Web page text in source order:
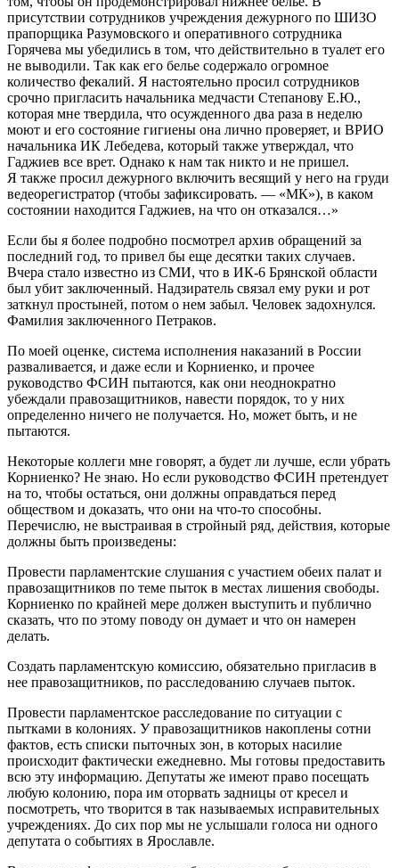
присутствии сотрудников учреждения дежурного по ШИЗО
прапорщика Разумовского и оперативного сотрудника
Горячева мы убедились в том, что действительно в туалет его
не выводили. Так как его белье содержало огромное
количество фекалий. Я настоятельно просил сотрудников
срочно пригласить начальника медчасти Степанову Е.Ю.,
которая мне твердила, что осужденного два раза в неделю
моют и его состояние гигиены она лично проверяет, и ВРИО
начальника ИК Лебедева, который также утверждал, что
Гаджиев все врет. Однако к нам так никто и не пришел.
Я также просил дежурного включить весящий у него на груди
ведеорегистратор (чтобы зафиксировать. — «МК»), в каком
состоянии находится Гаджиев, на что он отказался…»
Если бы я более подробно посмотрел архив обращений за
последний год, то привел бы еще десятки таких случаев.
Вчера стало известно из СМИ, что в ИК-6 Брянской области
был убит заключенный. Надзиратель связал ему руки и рот
заткнул простыней, потом о нем забыл. Человек задохнулся.
Фамилия заключенного Петраков.
По моей оценке, система исполнения наказаний в России
разваливается, и даже если и Корниенко, и прочее
руководство ФСИН пытаются, как они неоднократно
убеждали правозащитников, навести порядок, то у них
определенно ничего не получается. Но, может быть, и не
пытаются.
Некоторые коллеги мне говорят, а будет ли лучше, если убрать
Корниенко? Не знаю. Но если руководство ФСИН претендует
на то, чтобы остаться, они должны оправдаться перед
обществом и доказать, что они на что-то способны.
Перечислю, не выстраивая в стройный ряд, действия, которые
должны быть произведены:
Провести парламентские слушания с участием обеих палат и
правозащитников по теме пыток в местах лишения свободы.
Корниенко по крайней мере должен выступить и публично
сказать, что по этому поводу он думает и что он намерен
делать.
Создать парламентскую комиссию, обязательно пригласив в
нее правозащитников, по расследованию случаев пыток.
Провести парламентское расследование по ситуации с
пытками в колониях. У правозащитников накоплены сотни
фактов, есть списки пыточных зон, в которых насилие
происходит фактически ежедневно. Мы готовы предоставить
всю эту информацию. Депутаты же имеют право посещать
любую колонию, пора им оторвать задницы от кресел и
посмотреть, что творится в так называемых исправительных
учреждениях. До сих пор мы не услышали голоса ни одного
депутата о событиях в Ярославле.